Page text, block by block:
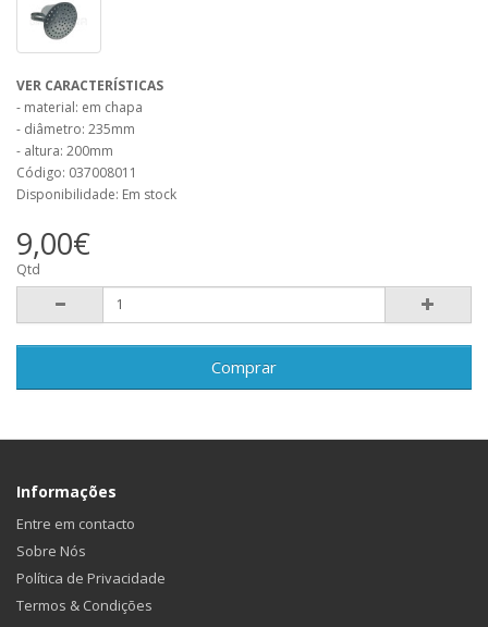
VER CARACTERÍSTICAS
- material: em chapa
- diâmetro: 235mm
- altura: 200mm
Código: 037008011
Disponibilidade: Em stock
9,00€
Qtd
Comprar
Informações
Entre em contacto
Sobre Nós
Política de Privacidade
Termos & Condições